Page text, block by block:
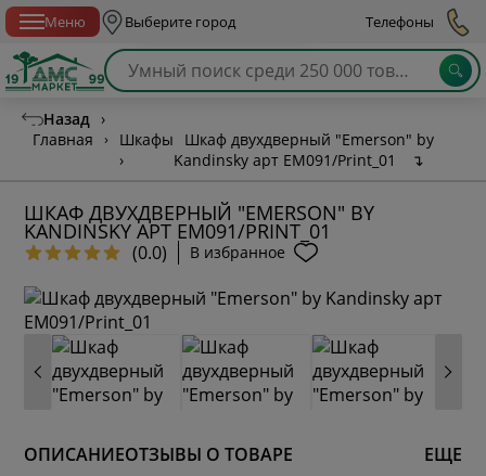
Меню Выберите город Телефоны
Назад ›
Главная
›
Шкафы
›
Шкаф двухдверный "Emerson" by
Kandinsky арт EM091/Print_01
↴
ШКАФ ДВУХДВЕРНЫЙ "EMERSON" BY
KANDINSKY АРТ EM091/PRINT_01
(0.0) В избранное
ОПИСАНИЕОТЗЫВЫ О ТОВАРЕ ЕЩЕ